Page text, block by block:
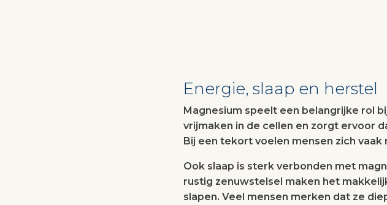
Energie, slaap en herstel
Magnesium speelt een belangrijke rol
vrijmaken in de cellen en zorgt ervoor
Bij een tekort voelen mensen zich vaak
Ook slaap is sterk verbonden met
rustig zenuwstelsel maken het
slapen. Veel mensen merken dat ze